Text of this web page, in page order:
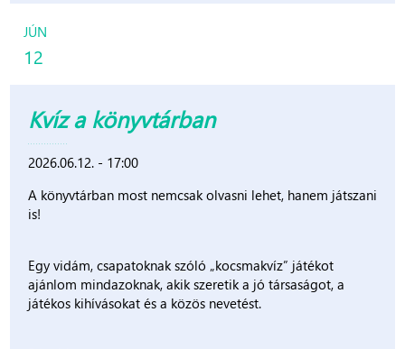
JÚN
12
Kvíz a könyvtárban
2026.06.12. - 17:00
A könyvtárban most nemcsak olvasni lehet, hanem játszani
is!
Egy vidám, csapatoknak szóló „kocsmakvíz” játékot
ajánlom mindazoknak, akik szeretik a jó társaságot, a
játékos kihívásokat és a közös nevetést.